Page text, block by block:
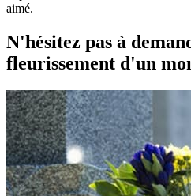
aimé.
N'hésitez pas à
fleurissement d'un